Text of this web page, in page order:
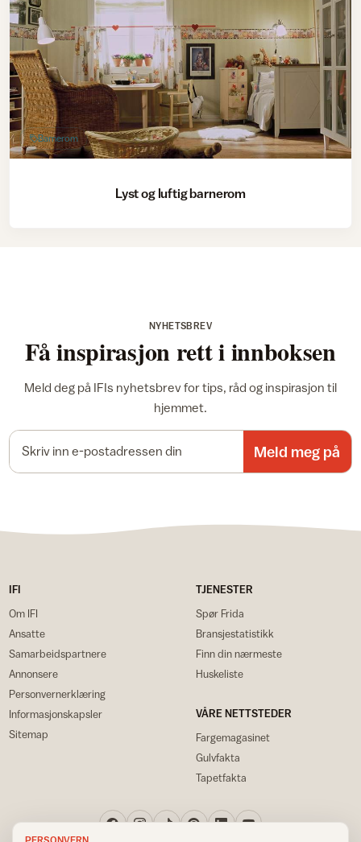
Barnerom
Lyst og luftig barnerom
NYHETSBREV
Få inspirasjon rett i innboksen
Meld deg på IFIs nyhetsbrev for tips, råd og inspirasjon til
hjemmet.
Meld meg på
IFI
Om IFI
Ansatte
Samarbeidspartnere
Annonsere
Personvernerklæring
Informasjonskapsler
Sitemap
TJENESTER
Spør Frida
Bransjestatistikk
Finn din nærmeste
Huskeliste
VÅRE NETTSTEDER
Fargemagasinet
Gulvfakta
Tapetfakta